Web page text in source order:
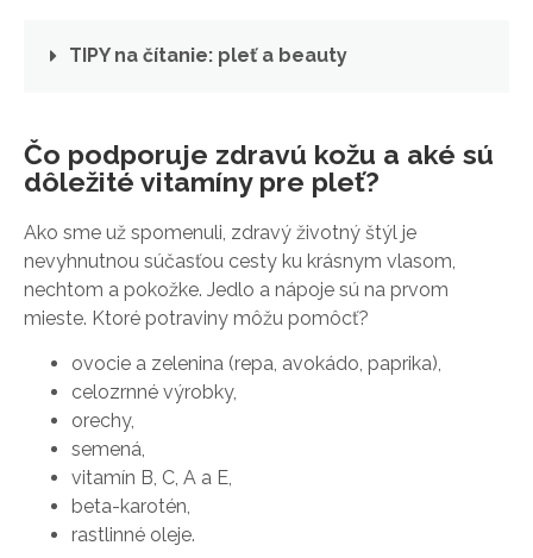
TIPY na čítanie: pleť a beauty
Čo podporuje zdravú kožu a aké sú
dôležité vitamíny pre pleť?
Ako sme už spomenuli, zdravý životný štýl je
nevyhnutnou súčasťou cesty ku krásnym vlasom,
nechtom a pokožke. Jedlo a nápoje sú na prvom
mieste. Ktoré potraviny môžu pomôcť?
ovocie a zelenina (repa, avokádo, paprika),
celozrnné výrobky,
orechy,
semená,
vitamín B, C, A a E,
beta-karotén,
rastlinné oleje.